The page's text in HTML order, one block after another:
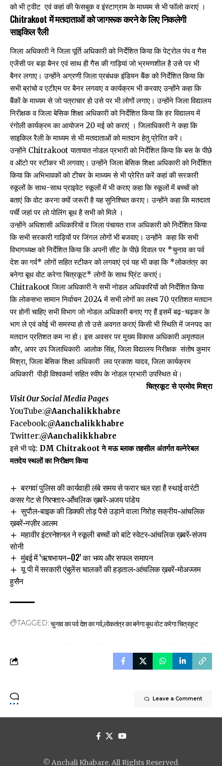
को भी ट्वीट एवं कहां की फेसबुक व इंस्टाग्राम के माध्यम से भी फॉलो कराएं ।
Chitrakoot में मतदाताओं को जागरूक करने के लिए निकलेगी
साइकिल रैली
जिला अधिकारी ने जिला पूर्ति अधिकारी को निर्देशित किया कि पेट्रोल पंप व गैस
एजेंसी पर बड़ा बैनर एवं साथ ही गैस की गाड़ियां जो भ्रमणशील है उसे पर भी
बैनर लगाए। उन्होंने अग्रणी जिला प्रबंधक इंडियन बैंक को निर्देशित किया कि
सभी ब्रांचो व एटीएम पर बैनर लगवाए व कार्यक्रम भी करवाए उन्होंने कहा कि
बैंकों के माध्यम से जो पत्राचार हो उसे पर भी लोगों लगाए। उन्होंने जिला विद्यालय
निरीक्षक व जिला बेसिक शिक्षा अधिकारी को निर्देशित किया कि हर विद्यालय में
रंगोली कार्यक्रम का आयोजन 20 मई को कराएं । जिलाधिकारी ने कहा कि
साइकिल रैली के माध्यम से भी मतदाताओं को मतदान हेतु प्रेरित करें।
उन्होंने Chitrakoot यातायात नोडल प्रभारी को निर्देशित किया कि बस के पीछे
व ऑटो पर स्टीकर भी लगवाए। उन्होंने जिला बेसिक शिक्षा अधिकारी को निर्देशित
किया कि अभिभावकों को टीचर के माध्यम से भी प्रेरित करें कहां की सरकारी
स्कूलों के साथ-साथ प्राइवेट स्कूलों में भी कराए कहा कि स्कूलों में बच्चों को
बताएं कि वोट करना क्यों जरूरी है यह सुनिश्चित कराए। उन्होंने कहा कि मतदाता
पर्ची जहां पर लो पोलिंग बूथ है सभी को मिले ।
उन्होंने अधिशासी अधिकारियों व जिला पंचायत राज अधिकारी को निर्देशित किया
कि सभी सरकारी गाड़ियों पर जिंगल लोगों भी बजवाए। उन्होंने कहा कि सभी
विभागध्यक्ष को निर्देशित किया कि अपनी सीट के पीछे दिवाल पर *चुनाव का पर्व
देश का गर्व* लोगों सहित स्टीकर को लगवाएं एवं यह भी कहा कि *लोकतंत्र का
बनेगा बूथ वोट करेगा चित्रकूट* लोगों के साथ प्रिंट कराएं।
Chitrakoot जिला अधिकारी ने सभी नोडल अधिकारियों को निर्देशित किया
कि लोकसभा सामान निर्वाचन 2024 में सभी लोगों का लक्ष्य 70 प्रतिशत मतदान
पर होनी चाहिए सभी विभाग जो नोडल अधिकारी बनाए गए हैं इसमें बढ़-चढ़कर के
भाग ले एवं कोई भी समस्या हो तो उसे अवगत कराएं किसी भी स्थिति में जनपद का
मतदान प्रतिशत कम ना हो। इस अवसर पर मुख्य विकास अधिकारी अमृतपाल
कौर, अपर उप जिलाधिकारी आलोक सिंह, जिला विद्यालय निरीक्षक संतोष कुमार
मिश्रा, जिला बेसिक शिक्षा अधिकारी लव प्रकाश यादव, जिला कार्यक्रम
अधिकारी पीड़ी विश्वकर्मा सहित स्वीप के नोडल प्रभारी उपस्थित थे।
चित्रकूट से प्रमोद मिश्रा
Visit Our Social Media Pages
YouTube:@Aanchalikkhabre
Facebook:@Aanchalikkhabre
Twitter:@Aanchalikkhabre
इसे भी पढ़े: DM Chitrakoot ने मऊ ब्लाक तहसील अंतर्गत वल्नेरेबल
मतदेय स्थलों का निरीक्षण किया
बरगवां पुलिस की कार्यवाही लंबे समय से फरार चल रहा है स्थाई वारंटी
कसर गेट से गिरफ्तार-आँचलिक ख़बरें-अजय पांडेय
सुपौल-बाइक की डिक्की तोड़ पैसे उड़ाने वाला गिरोह सक्रीय-आंचलिक
ख़बरें-नज़ीर आलम
महावीर इंटरनेशनल ने स्कूली बच्चों को बांटे स्वेटर-आंचलिक ख़बरें-संजय
सोनी
मुंबई में ‘ऋषभायन–02’ का भव्य और सफल समापन
यू पी में सरकारी एंबुलेंस चालकों की हड़ताल-आंचलिक ख़बरें-मोअज्जम
हुसैन
TAGGED: चुनाव का पर्व देश का गर्वलोकतंत्र का बनेगा बूथ वोट करेगा चित्रकूट
Leave a Comment
© Anchali Khabare. All Rights Reserved.